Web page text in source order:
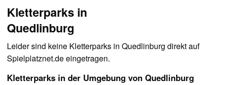
Kletterparks in
Quedlinburg
Leider sind keine Kletterparks in Quedlinburg direkt auf
Spielplatznet.de eingetragen.
Kletterparks in der Umgebung von Quedlinburg